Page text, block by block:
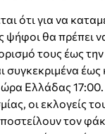
ότι για να
ψήφοι θα πρέπει
τους έως
συγκεκριμένα
ώρα Ελλάδας 17:00.
οι εκλογείς
τον